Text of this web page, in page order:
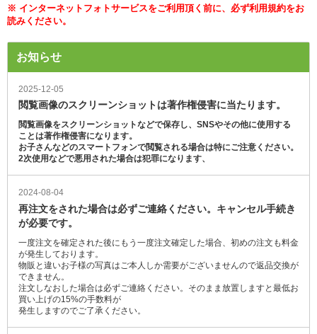
※ インターネットフォトサービスをご利用頂く前に、必ず利用規約をお
読みください。
お知らせ
2025-12-05
閲覧画像のスクリーンショットは著作権侵害に当たります。
閲覧画像をスクリーンショットなどで保存し、SNSやその他に使用する
ことは著作権侵害になります。
お子さんなどのスマートフォンで閲覧される場合は特にご注意ください。
2次使用などで悪用された場合は犯罪になります、
2024-08-04
再注文をされた場合は必ずご連絡ください。キャンセル手続き
が必要です。
一度注文を確定された後にもう一度注文確定した場合、初めの注文も料金
が発生しております。
物販と違いお子様の写真はご本人しか需要がございませんので返品交換が
できません。
注文しなおした場合は必ずご連絡ください。そのまま放置しますと最低お
買い上げの15%の手数料が
発生しますのでご了承ください。